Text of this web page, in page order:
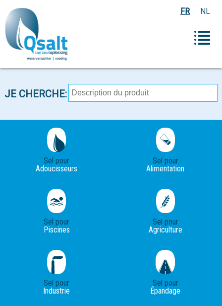
NL
FR
JE CHERCHE:
Sel pour
Adoucisseurs
Sel pour
Alimentation
Sel pour
Piscines
Sel pour
Agriculture
Sel pour
Industrie
Sel pour
Épandage